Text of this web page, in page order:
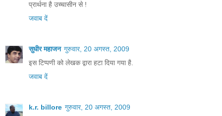
प्रार्थना है उच्चासीन से !
जवाब दें
सुधीर महाजन गुरुवार, 20 अगस्त, 2009
इस टिप्पणी को लेखक द्वारा हटा दिया गया है.
जवाब दें
k.r. billore गुरुवार, 20 अगस्त, 2009